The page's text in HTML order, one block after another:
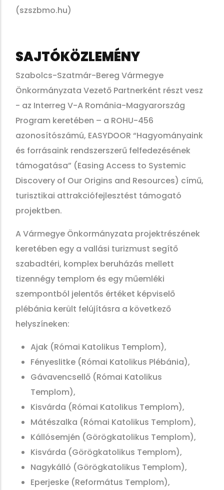
(szszbmo.hu)
SAJTÓKÖZLEMÉNY
Szabolcs-Szatmár-Bereg Vármegye
Önkormányzata Vezető Partnerként részt vesz
- az Interreg V-A Románia-Magyarország
Program keretében – a ROHU-456
azonosítószámú, EASYDOOR “Hagyományaink
és forrásaink rendszerszerű felfedezésének
támogatása” (Easing Access to Systemic
Discovery of Our Origins and Resources) című,
turisztikai attrakciófejlesztést támogató
projektben.
A Vármegye Önkormányzata projektrészének
keretében egy a vallási turizmust segítő
szabadtéri, komplex beruházás mellett
tizennégy templom és egy műemléki
szempontból jelentős értéket képviselő
plébánia került felújításra a következő
helyszíneken:
Ajak (Római Katolikus Templom),
Fényeslitke (Római Katolikus Plébánia),
Gávavencsellő (Római Katolikus
Templom),
Kisvárda (Római Katolikus Templom),
Mátészalka (Római Katolikus Templom),
Kállósemjén (Görögkatolikus Templom),
Kisvárda (Görögkatolikus Templom),
Nagykálló (Görögkatolikus Templom),
Eperjeske (Református Templom),